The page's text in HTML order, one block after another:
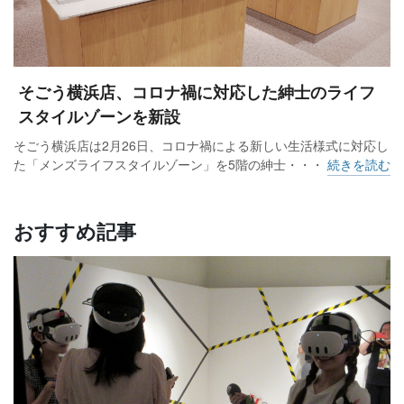
そごう横浜店、コロナ禍に対応した紳士のライフ
スタイルゾーンを新設
そごう横浜店は2月26日、コロナ禍による新しい生活様式に対応し
た「メンズライフスタイルゾーン」を5階の紳士・・・ 続きを読む
おすすめ記事